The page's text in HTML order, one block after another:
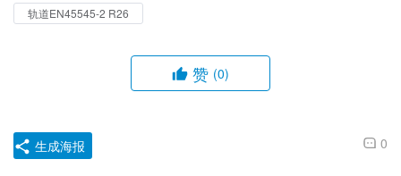
轨道EN45545-2 R26
赞 (0)
0
生成海报